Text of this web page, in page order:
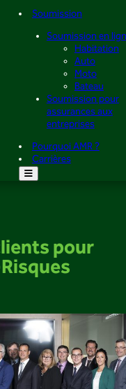
Soumission
Soumission en
Habitation
Auto
Moto
Bateau
Soumission pour
assurances aux
entreprises
Pourquoi AMR ?
Carrières
pour